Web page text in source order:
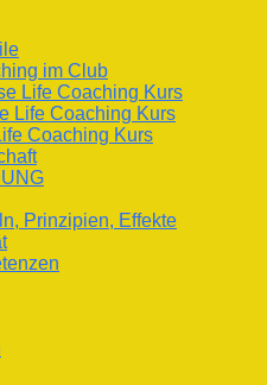
im Club
Life Coaching Kurs
Life Coaching Kurs
Coaching Kurs
Prinzipien, Effekte